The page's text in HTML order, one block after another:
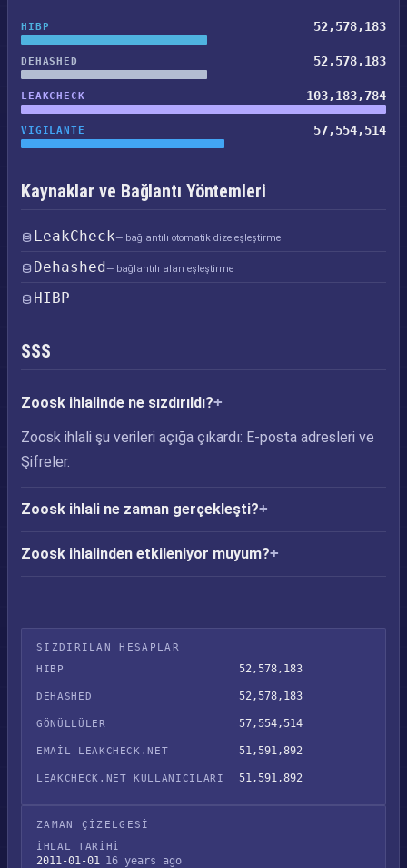
HIBP 52,578,183
DEHASHED 52,578,183
LEAKCHECK 103,183,784
VIGILANTE 57,554,514
Kaynaklar ve Bağlantı Yöntemleri
LeakCheck— bağlantılı otomatik dize eşleştirme
Dehashed— bağlantılı alan eşleştirme
HIBP
SSS
Zoosk ihlalinde ne sızdırıldı?
Zoosk ihlali şu verileri açığa çıkardı: E-posta adresleri ve
Şifreler.
Zoosk ihlali ne zaman gerçekleşti?
Zoosk ihlalinden etkileniyor muyum?
SIZDIRILAN HESAPLAR
HIBP
52,578,183
DEHASHED 52,578,183
GÖNÜLLÜLER 57,554,514
EMAIL LEAKCHECK.NET 51,591,892
LEAKCHECK.NET KULLANICILARI 51,591,892
ZAMAN ÇIZELGESI
İHLAL TARIHI
2011-01-01 16 years ago